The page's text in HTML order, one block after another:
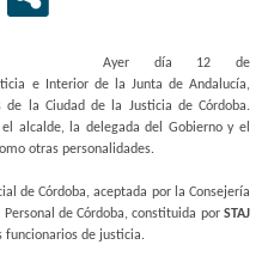
Ayer día 12 de
e Interior de la Junta de Andalucía,
la Ciudad de la Justicia de Córdoba.
alcalde, la delegada del Gobierno y el
otras personalidades.
de Córdoba, aceptada por la Consejería
de Córdoba, constituida por STAJ
funcionarios de justicia.